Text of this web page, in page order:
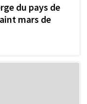
du pays de
mars de